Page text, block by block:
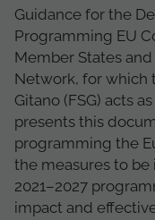
Guidance for the
Programming EU
Member States
Network, for which
Gitano (FSG) acts
presents this
programming the
the measures to
2021–2027
impact and